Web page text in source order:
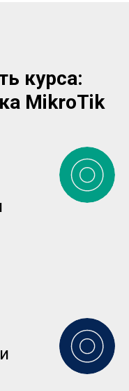
курса:
MikroTik